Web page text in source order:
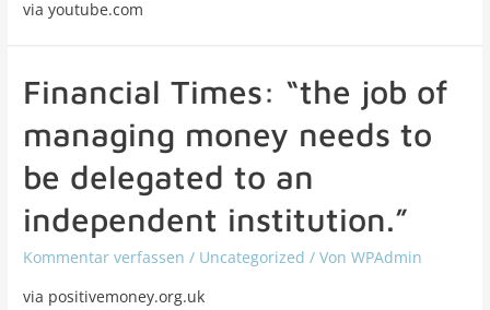
via youtube.com
Financial Times: “the job of
managing money needs to
be delegated to an
independent institution.”
Kommentar verfassen / Uncategorized / VonWPAdmin
via positivemoney.org.uk